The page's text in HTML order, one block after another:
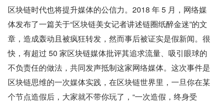
区块链时代也将提升媒体的公信力。2018 年 5 月，网络媒
体发布了一篇关于“区块链美女记者讲述链圈纸醉金迷”的文
章，造成轰动且被疯狂转发，然而事后被证实是假新闻。很
快，有超过 50 家区块链媒体批评其追求流量、吸引眼球的
不负责任的做法，共同发声抵制这家网络媒体。这次事件是
区块链思维的一次媒体实践，在区块链世界里，一旦你在某
个节点造假后，大家就不带你玩了，“一次造假，终身受